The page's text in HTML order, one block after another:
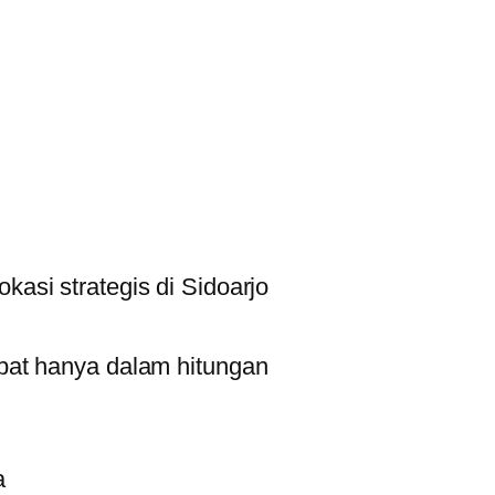
strategis di Sidoarjo
hanya dalam hitungan